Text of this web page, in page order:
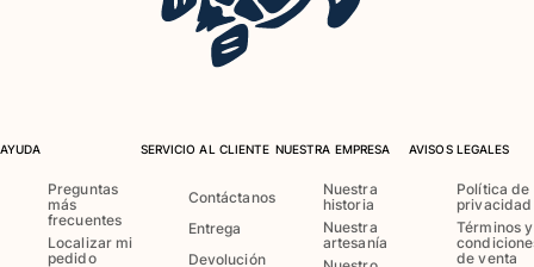
Ver todo Joyería y Relojes
Colaboraciones
REGALOS
AYUDA
Preguntas
más
frecuentes
Localizar mi
pedido
SERVICIO AL CLIENTE
Contáctanos
Entrega
Devolución
NUESTRA EMPRESA
Nuestra
historia
Nuestra
artesanía
AVISOS LEGALES
Política de
privacidad
Términos y
de venta